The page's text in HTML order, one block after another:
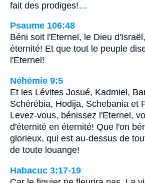
fait des prodiges!…
Psaume 106:48
Béni soit l'Eternel, le Dieu
éternité! Et que tout le peuple
l'Eternel!
Néhémie 9:5
Et les Lévites Josué, Kadmiel,
Schérébia, Hodija, Schebania et
Levez-vous, bénissez l'Eternel,
d'éternité en éternité! Que l'on
glorieux, qui est au-dessus de
de toute louange!
Habacuc 3:17-19